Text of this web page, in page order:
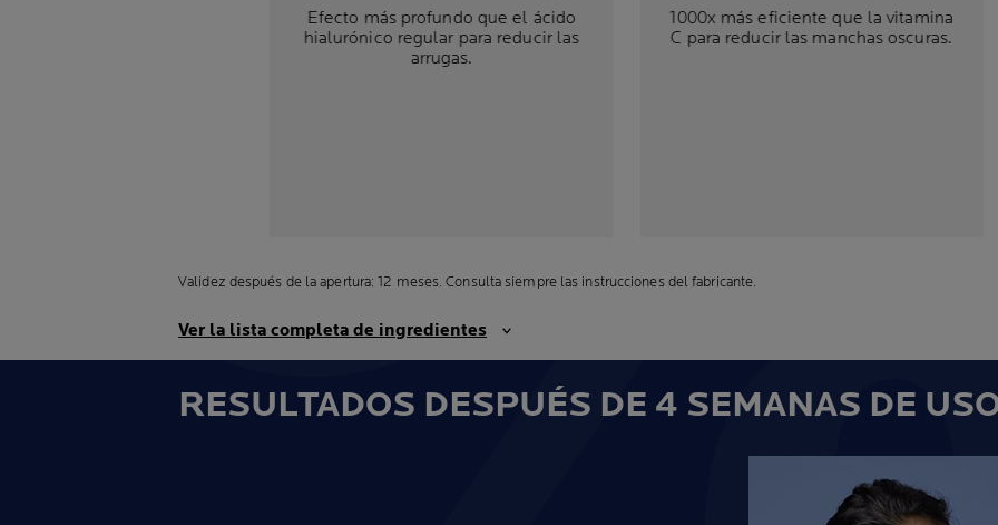
Efecto más profundo que el ácido
hialurónico regular para reducir las
arrugas.
1000x más eficiente que la vitamina
C para reducir las manchas oscuras.
Validez después de la apertura: 12 meses. Consulta siempre las instrucciones del fabricante.
Ver la lista completa de ingredientes
RESULTADOS DESPUÉS DE 4 SEMANAS DE